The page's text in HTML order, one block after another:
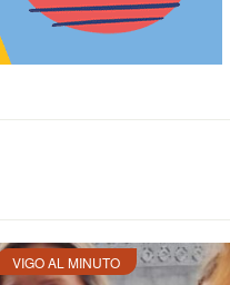
VIGO AL MINUTO